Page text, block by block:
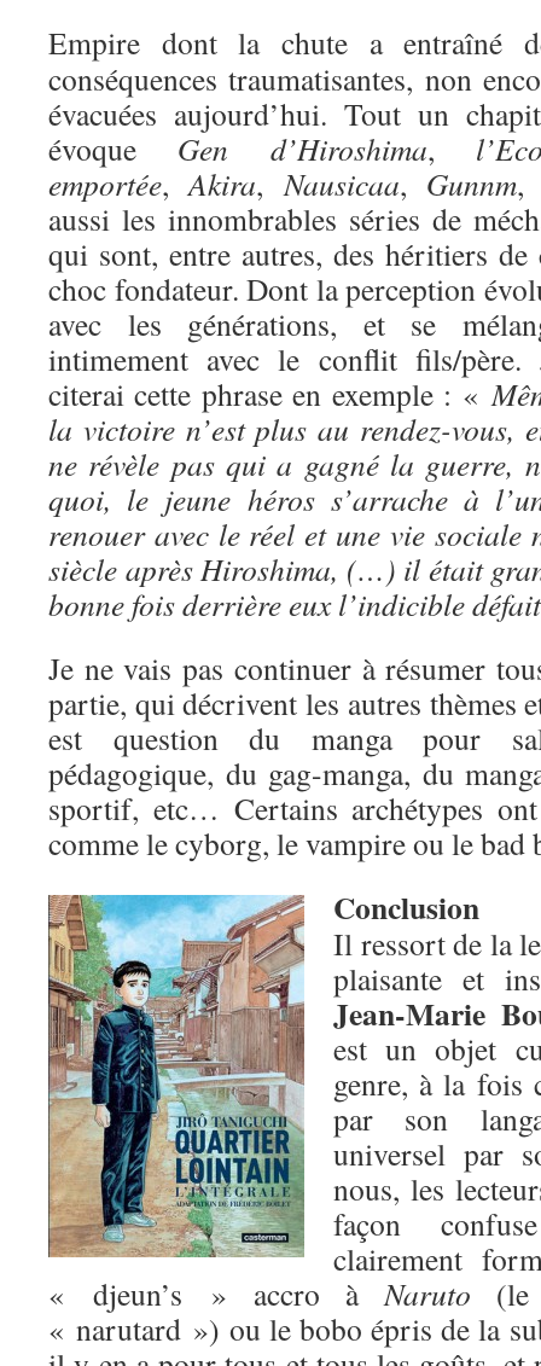
Empire dont la chute a entraîné
conséquences traumatisantes, non
évacuées aujourd’hui. Tout un
évoque Gen d’Hiroshima,
emportée,Akira,Nausicaa, Gunnm,
aussi les innombrables séries de
qui sont, entre autres, des héritiers de
choc fondateur. Dont la perception
avec les générations, et se
intimement avec le conflit fils/père.
citerai cette phrase en exemple : «
la victoire n’est plus au rendez-vous,
ne révèle pas qui a gagné la guerre,
quoi, le jeune héros s’arrache à
renouer avec le réel et une vie sociale
siècle après Hiroshima, (…) il était
bonne fois derrière eux l’indicible
Je ne vais pas continuer à résumer
partie, qui décrivent les autres thèmes
est question du manga pour
pédagogique, du gag-manga, du
sportif, etc… Certains archétypes
comme le cyborg, le vampire ou le bad
Conclusion
Il ressort de la
plaisante et
Jean-Marie
est un objet
genre, à la fois
par son
universel par
nous, les
façon
clairement
« djeun’s » accro àNaruto (le
« narutard ») ou le bobo épris de la